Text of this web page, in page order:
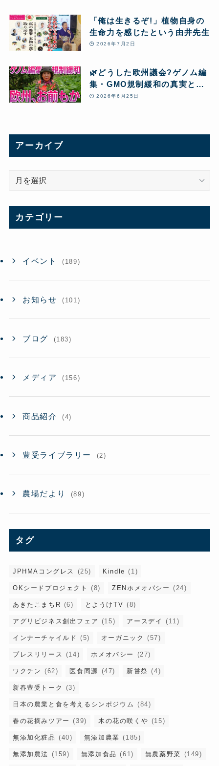
「俺は生きるぞ!」植物自身の
生命力を感じたという由井先生
2026年7月2日
🌿どうした欧州議会?ゲノム編
集・GMO規制緩和の真実と、
本当の「食」
2026年6月25日
アーカイブ
ブ
カテゴリー
イベント (189)
お知らせ (101)
ブログ (183)
メディア (156)
商品紹介 (4)
豊受ライブラリー (2)
農場だより (89)
タグ
JPHMAコングレス (25) Kindle (1)
OKシードプロジェクト (8) ZENホメオパシー (24)
あきたこまちR (6) とようけTV (8)
アグリビジネス創出フェア (15) アースデイ (11)
インナーチャイルド (5) オーガニック (57)
プレスリリース (14) ホメオパシー (27)
ワクチン (62) 医食同源 (47) 新嘗祭 (4)
新春豊受トーク (3)
日本の農業と食を考えるシンポジウム (84)
春の花摘みツアー (39) 木の花の咲くや (15)
無添加化粧品 (40) 無添加農業 (185)
無添加農法 (159) 無添加食品 (61) 無農薬野菜 (149)